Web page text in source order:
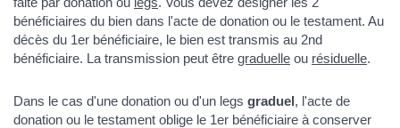
bénéficiaires du bien dans l'acte de donation ou le testament. Au
décès du 1er bénéficiaire, le bien est transmis au 2nd
bénéficiaire. La transmission peut être graduelle ou résiduelle.
Dans le cas d'une donation ou d'un legs graduel, l'acte de
donation ou le testament oblige le 1er bénéficiaire à conserver